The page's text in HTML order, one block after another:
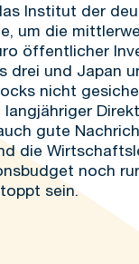
Institut der
um die
öffentlicher
drei und Japan
nicht
langjähriger
gute
die
noch
sein.